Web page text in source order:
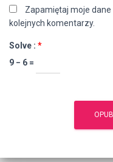
Zapamiętaj moje
kolejnych komentarzy.
Solve : *
9 − 6 =